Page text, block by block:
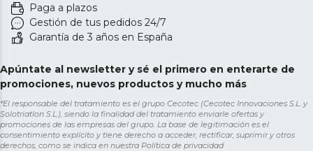
Paga a plazos
Gestión de tus pedidos 24/7
Garantía de 3 años en España
Apúntate al newsletter y sé el primero en enterarte de
promociones, nuevos productos y mucho más
*El responsable del tratamiento es el grupo Cecotec (Cecotec Innovaciones S.L. y
Solotriatlon S.L.), siendo la finalidad del tratamiento enviarle ofertas y
promociones de las empresas del grupo. La base de legitimación es el
consentimiento explícito y tiene derecho a acceder, rectificar, suprimir y otros
derechos, como se indica en nuestra Política de privacidad